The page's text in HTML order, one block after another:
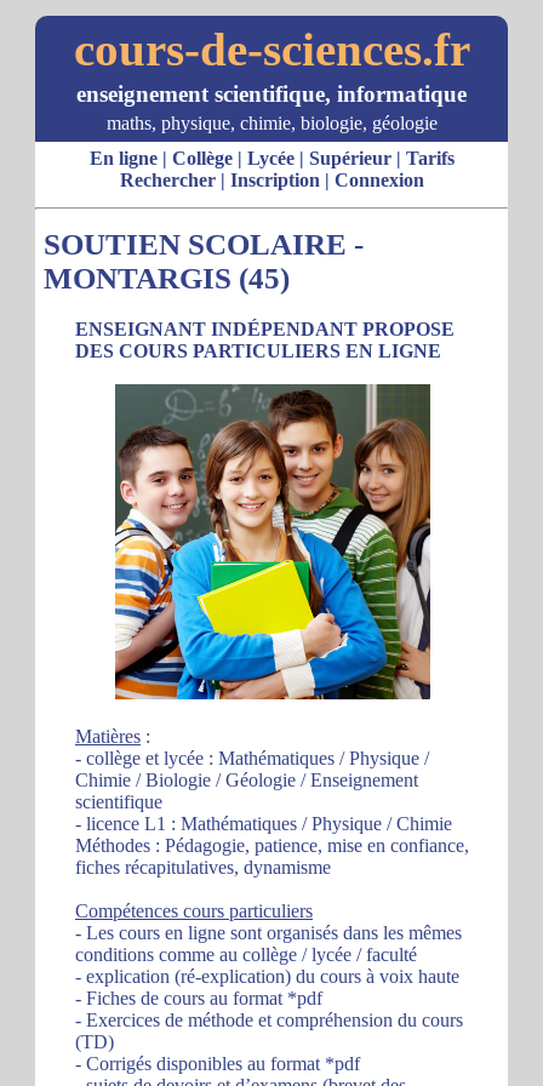
cours-de-sciences.fr
enseignement scientifique, informatique
maths, physique, chimie, biologie, géologie
En ligne| Collège| Lycée| Supérieur| Tarifs
Rechercher| Inscription | Connexion
SOUTIEN SCOLAIRE -
MONTARGIS (45)
ENSEIGNANT INDÉPENDANT PROPOSE
DES COURS PARTICULIERS EN LIGNE
Matières :
- collège et lycée : Mathématiques / Physique /
Chimie / Biologie / Géologie / Enseignement
scientifique
- licence L1 : Mathématiques / Physique / Chimie
Méthodes : Pédagogie, patience, mise en confiance,
fiches récapitulatives, dynamisme
Compétences cours particuliers
- Les cours en ligne sont organisés dans les mêmes
conditions comme au collège / lycée / faculté
- explication (ré-explication) du cours à voix haute
- Fiches de cours au format *pdf
- Exercices de méthode et compréhension du cours
(TD)
- Corrigés disponibles au format *pdf